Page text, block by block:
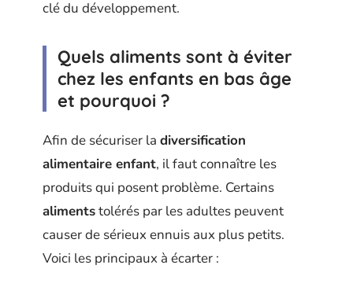
clé du développement.
Quels aliments sont à éviter
chez les enfants en bas âge
et pourquoi ?
Afin de sécuriser la diversification
alimentaire enfant, il faut connaître les
produits qui posent problème. Certains
alimentstolérés par les adultes peuvent
causer de sérieux ennuis aux plus petits.
Voici les principaux à écarter :